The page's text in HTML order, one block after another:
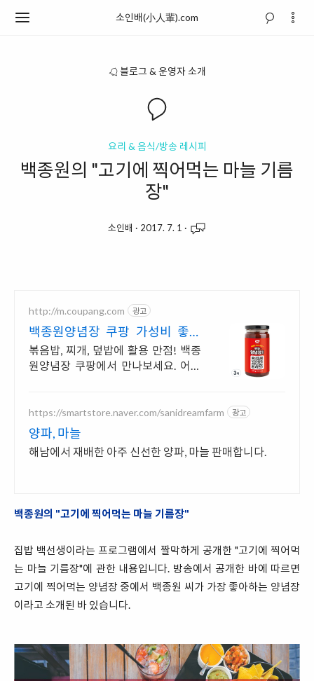
소인배(小人輩).com
블로그 & 운영자 소개
요리 & 음식/방송 레시피
백종원의 "고기에 찍어먹는 마늘 기름
장"
소인배 · 2017. 7. 1 ·
http://m.coupang.com 광고
백종원양념장 쿠팡 가성비 좋은
소스 한가득
볶음밥, 찌개, 덮밥에 활용 만점! 백종
원양념장 쿠팡에서 만나보세요. 어떤
https://smartstore.naver.com/sanidreamfarm 광고
양파, 마늘
해남에서 재배한 아주 신선한 양파, 마늘 판매합니다.
백종원의 "고기에 찍어먹는 마늘 기름장"
집밥 백선생이라는 프로그램에서 짤막하게 공개한 "고기에 찍어먹
는 마늘 기름장"에 관한 내용입니다. 방송에서 공개한 바에 따르면
고기에 찍어먹는 양념장 중에서 백종원 씨가 가장 좋아하는 양념장
이라고 소개된 바 있습니다.